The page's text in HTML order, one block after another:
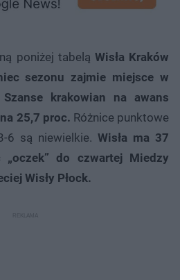
poniżej tabelą Wisła Kraków
sezonu zajmie miejsce w
Szanse krakowian na awans
25,7 proc. Różnice punktowe
6 są niewielkie. Wisła ma 37
do czwartej Miedzy
Wisły Płock.